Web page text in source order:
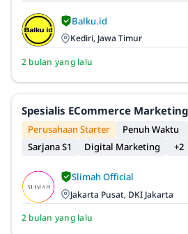
Balku.id
Kediri, Jawa Timur
2 bulan yang lalu
Spesialis ECommerce Marketing
Perusahaan Starter
Penuh Waktu
Sarjana S1
Digital Marketing +2
Slimah Official
Jakarta Pusat, DKI Jakarta
2 bulan yang lalu